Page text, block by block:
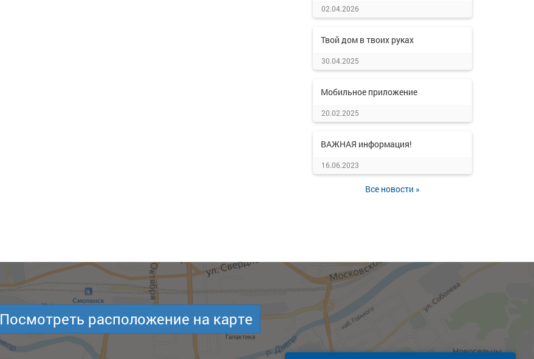
02.04.2026
Твой дом в твоих руках
30.04.2025
Мобильное приложение
20.02.2025
ВАЖНАЯ информация!
16.06.2023
Все новости »
Посмотреть расположение на карте